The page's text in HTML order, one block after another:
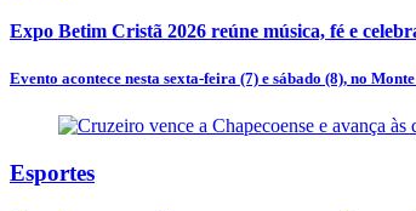
Expo Betim Cristã 2026 reúne música, fé e
Evento acontece nesta sexta-feira (7) e sábado (8), no
Esportes